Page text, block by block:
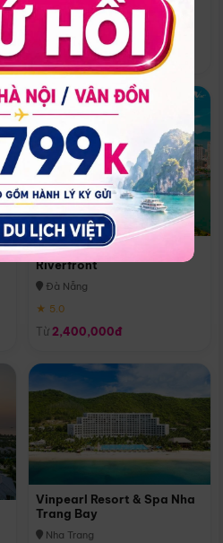
Quoc
Phú Quốc
★ 5.0
Melia Vinpearl Danang
Riverfront
Đà Nẵng
★ 5.0
Từ 2,400,000đ
Vinpearl Resort & Spa Nha
Trang Bay
Nha Trang